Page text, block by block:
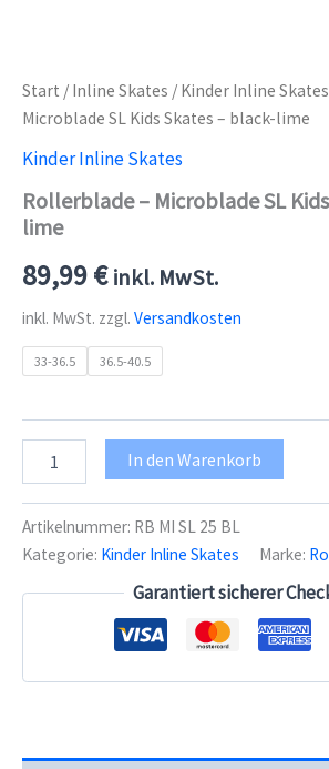
Start / Inline Skates / Kinder Inline Skates
Microblade SL Kids Skates – black-lime
Kinder Inline Skates
Rollerblade – Microblade SL
lime
89,99€ inkl. MwSt.
inkl. MwSt. zzgl. Versandkosten
33-36.5 36.5-40.5
SL
Kids
Skates
In den Warenkorb
Artikelnummer: RB MI SL 25 BL
Kategorie: Kinder Inline Skates Marke:
Garantiert sicherer